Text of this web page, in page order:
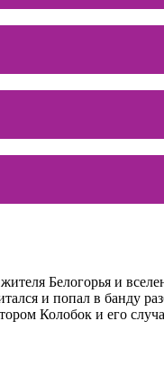
Белогорья и
и попал в банду
Колобок и его